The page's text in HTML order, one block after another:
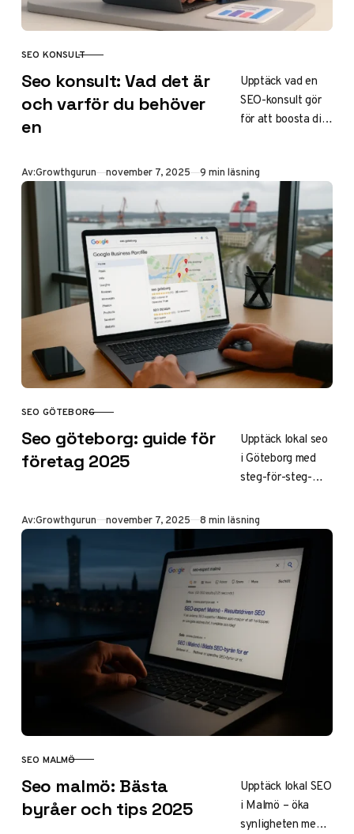
Malmö.
KATEGORI
SEO KONSULT
Seo konsult: Vad det är
och varför du behöver
en
Upptäck vad en
SEO-konsult gör
för att boosta din
Google och Bing.
Lär dig välja rätt
expert i Sverige,
kostnader 2025,
trender som AI
och steg-för-steg
vägledning för
samarbete. Öka
din organiska
trafik effektivt!
Av:Growthgurun Publicerad
november 7, 2025 9 min läsning
KATEGORI
SEO GÖTEBORG
Seo göteborg: guide för
företag 2025
Upptäck lokal seo
i Göteborg med
steg-för-steg-
optimering,
trender 2025 och
tips på byråer.
Öka din synlighet
och trafik med
exempel på GBP-
setup, on-page
och länkar för
maximal ROI.
Av:Growthgurun Publicerad
november 7, 2025 8 min läsning
KATEGORI
SEO MALMÖ
Seo malmö: Bästa
byråer och tips 2025
Upptäck lokal SEO
i Malmö – öka
synligheten med